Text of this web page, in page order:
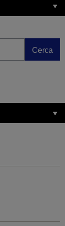
Cerca